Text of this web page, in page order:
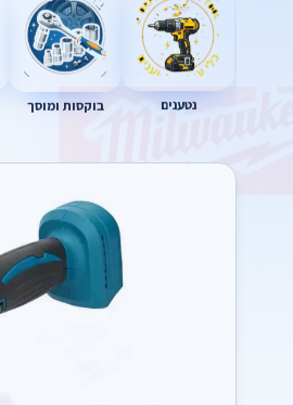
נטענים בוקסות ומוסך